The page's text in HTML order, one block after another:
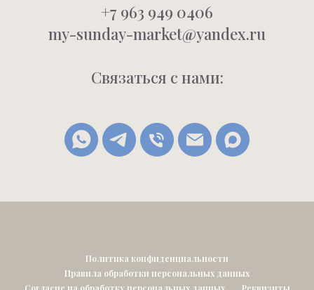
+7 963 949 0406
my-sunday-market@yandex.ru
Связаться с нами:
Политика конфиденциальности
Правила обработки персональных данных
Согласие на обработку персональных данных
Реквизиты